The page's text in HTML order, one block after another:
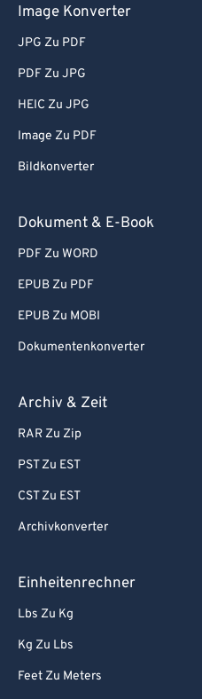
Image Konverter
JPG Zu PDF
PDF Zu JPG
HEIC Zu JPG
Image Zu PDF
Bildkonverter
Dokument & E-Book
PDF Zu WORD
EPUB Zu PDF
EPUB Zu MOBI
Dokumentenkonverter
Archiv & Zeit
RAR Zu Zip
PST Zu EST
CST Zu EST
Archivkonverter
Einheitenrechner
Lbs Zu Kg
Kg Zu Lbs
Feet Zu Meters